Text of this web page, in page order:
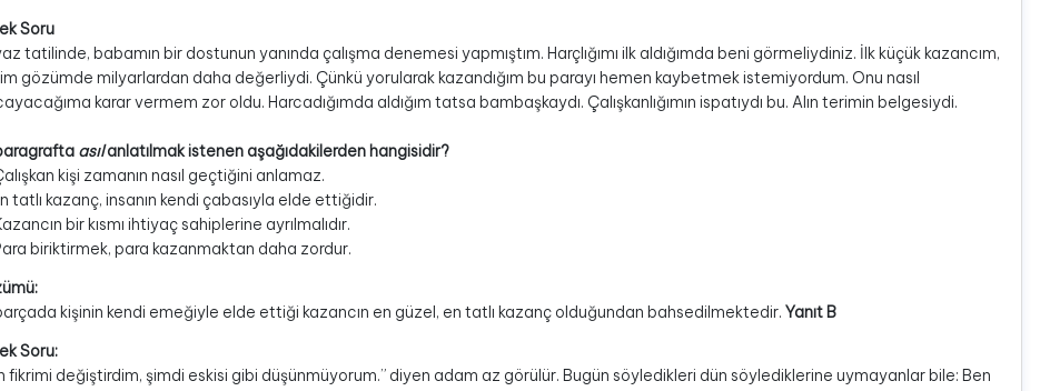
Soru
tatilinde, babamın bir dostunun yanında çalışma denemesi yapmıştım. Harçlığımı ilk aldığımda beni görmeliydiniz. İlk küçük kazancım,
gözümde milyarlardan daha değerliydi. Çünkü yorularak kazandığım bu parayı hemen kaybetmek istemiyordum. Onu nasıl
karar vermem zor oldu. Harcadığımda aldığım tatsa bambaşkaydı. Çalışkanlığımın ispatıydı bu. Alın terimin belgesiydi.
asılanlatılmak istenen aşağıdakilerden hangisidir?
kişi zamanın nasıl geçtiğini anlamaz.
tatlı kazanç, insanın kendi çabasıyla elde ettiğidir.
bir kısmı ihtiyaç sahiplerine ayrılmalıdır.
biriktirmek, para kazanmaktan daha zordur.
kişinin kendi emeğiyle elde ettiği kazancın en güzel, en tatlı kazanç olduğundan bahsedilmektedir. Yanıt B
Soru:
fikrimi değiştirdim, şimdi eskisi gibi düşünmüyorum.” diyen adam az görülür. Bugün söyledikleri dün söylediklerine uymayanlar bile: Ben